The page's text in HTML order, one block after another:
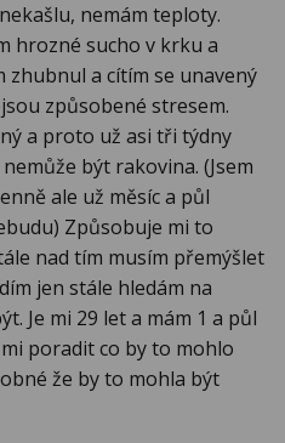
nemám teploty.
hrozné sucho v krku a
zhubnul a cítím se unavený
způsobené stresem.
a proto už asi tři týdny
být rakovina. (Jsem
ale už měsíc a půl
Způsobuje mi to
nad tím musím přemýšlet
jen stále hledám na
Je mi 29 let a mám 1 a půl
poradit co by to mohlo
že by to mohla být